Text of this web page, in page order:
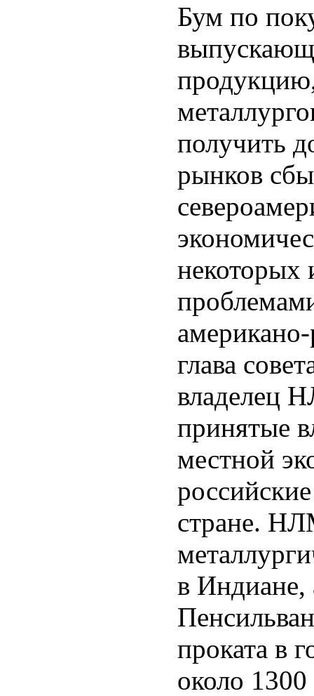
Бум по
получить
рынков
некоторых
глава
владелец
принятые
местной
стране.
в Индиане,
проката в
около 1300